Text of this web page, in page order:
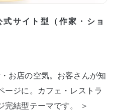
式サイト型（作家・ショ
お店の空気。お客さんが知
ージに。カフェ・レストラ
完結型テーマです。 ＞